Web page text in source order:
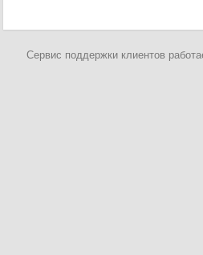
Сервис поддержки клиентов